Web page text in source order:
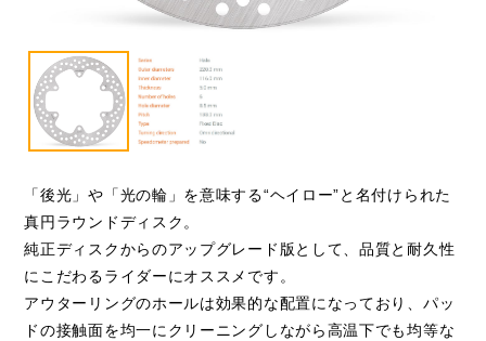
「後光」や「光の輪」を意味する“ヘイロー”と名付けられた
真円ラウンドディスク。
純正ディスクからのアップグレード版として、品質と耐久性
にこだわるライダーにオススメです。
アウターリングのホールは効果的な配置になっており、パッ
ドの接触面を均一にクリーニングしながら高温下でも均等な